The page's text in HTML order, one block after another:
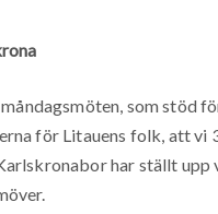
som stöd
för Litauens folk, att vi
har ställt